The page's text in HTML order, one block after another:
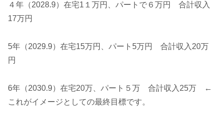
４年（2028.9）在宅1１万円、パートで６万円 合計収入
17万円
5年（2029.9）在宅15万円、パート5万円 合計収入20万
円
6年（2030.9）在宅20万、パート５万 合計収入25万 ←
これがイメージとしての最終目標です。